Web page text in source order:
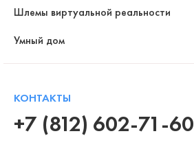
Шлемы виртуальной реальности
Умный дом
КОНТАКТЫ
+7 (812) 602-71-60